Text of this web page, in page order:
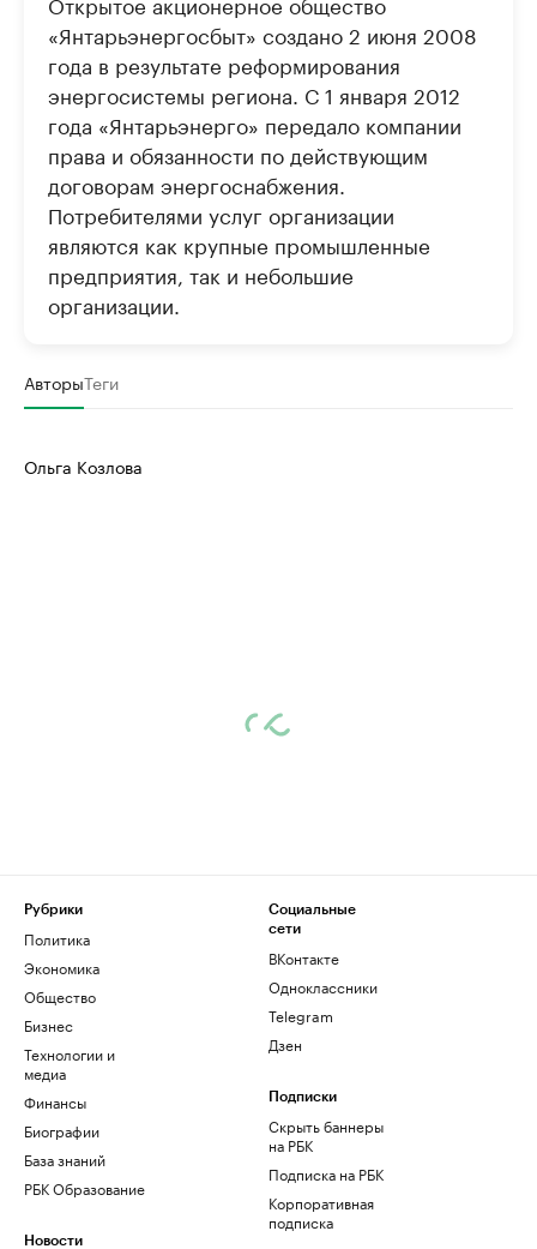
«Янтарьэнергосбыт» создано 2 июня 2008
года в результате реформирования
энергосистемы региона. С 1 января 2012
года «Янтарьэнерго» передало компании
права и обязанности по действующим
договорам энергоснабжения.
Потребителями услуг организации
являются как крупные промышленные
предприятия, так и небольшие
организации.
АвторыТеги
Ольга Козлова
Рубрики
Политика
Экономика
Общество
Бизнес
Технологии и
медиа
Финансы
Биографии
База знаний
РБК Образование
Новости
Социальные
сети
ВКонтакте
Одноклассники
Telegram
Дзен
Подписки
Скрыть баннеры
на РБК
Подписка на РБК
Корпоративная
подписка